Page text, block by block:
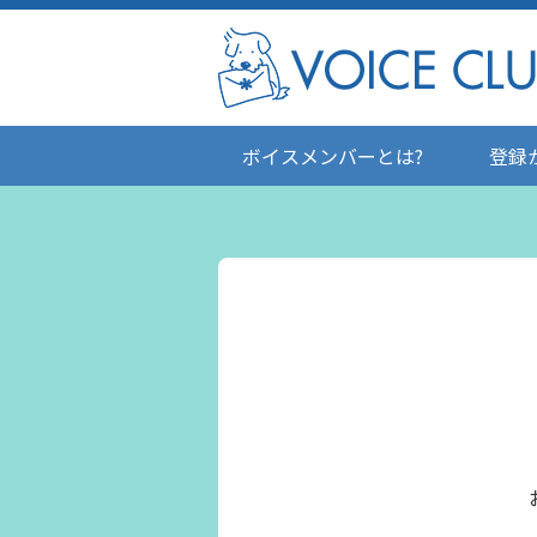
ボイスメンバーとは? 登録